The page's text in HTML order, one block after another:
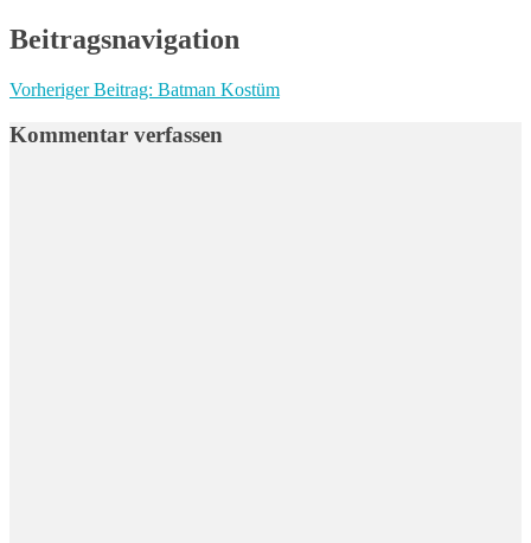
Beitragsnavigation
Vorheriger Beitrag: Batman Kostüm
Kommentar verfassen